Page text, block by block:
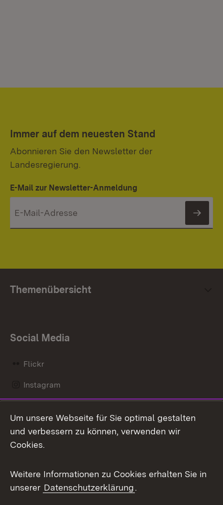
Immer auf dem neuesten Stand
Abonnieren Sie den Newsletter der
Landesregierung.
E-Mail zur Newsletter-Anmeldung
Themenübersicht
Social Media
Flickr
Instagram
Mastodon
Messenger
Social Wall
X / Twitter
Um unsere Webseite für Sie optimal gestalten
und verbessern zu können, verwenden wir
Cookies.
Weitere Informationen zu Cookies erhalten Sie in
unserer Datenschutzerklärung.